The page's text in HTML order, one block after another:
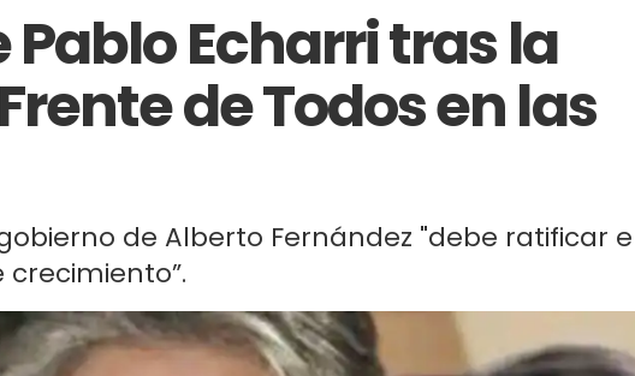
Pablo Echarri tras la
de Todos en las
de Alberto Fernández "debe ratificar e